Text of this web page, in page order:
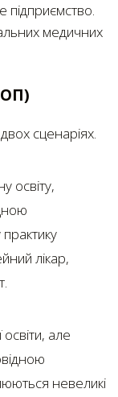
медичних
сценаріях.
освіту,
лікар,
але
невеликі